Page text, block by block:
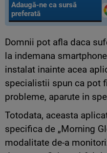
Adaugă-ne ca sursă
preferată
Domnii pot afla daca
la indemana
instalat inainte acea
specialistii spun ca pot
probleme, aparute in
Totodata, aceasta
specifica de „Morning
modalitate de-a